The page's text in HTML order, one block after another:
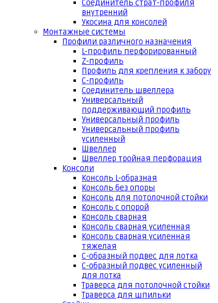
Соединитель страт-профиля
внутренний
Укосина для консолей
Монтажные системы
Профили различного назначения
L-профиль перфорированный
Z-профиль
Профиль для крепления к забору
С-профиль
Соединитель швеллера
Универсальный
поддерживающий профиль
Универсальный профиль
Универсальный профиль
усиленный
Швеллер
Швеллер тройная перфорация
Консоли
Консоль L-образная
Консоль без опоры
Консоль для потолочной стойки
Консоль с опорой
Консоль сварная
Консоль сварная усиленная
Консоль сварная усиленная
тяжелая
С-образный подвес для лотка
С-образный подвес усиленный
для лотка
Траверса для потолочной стойки
Траверса для шпильки